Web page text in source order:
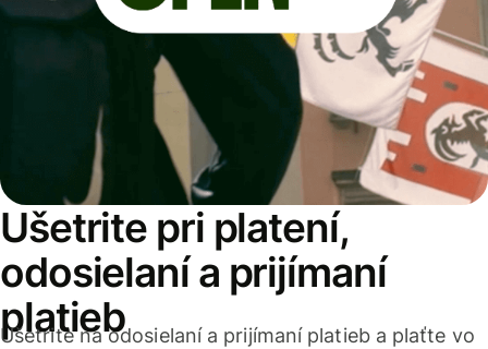
Ušetrite pri platení,
odosielaní a prijímaní
platieb
Ušetrite na odosielaní a prijímaní platieb a plaťte vo